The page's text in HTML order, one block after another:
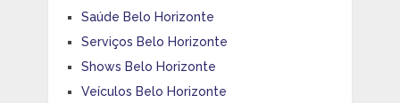
Saúde Belo Horizonte
Serviços Belo Horizonte
Shows Belo Horizonte
Veículos Belo Horizonte